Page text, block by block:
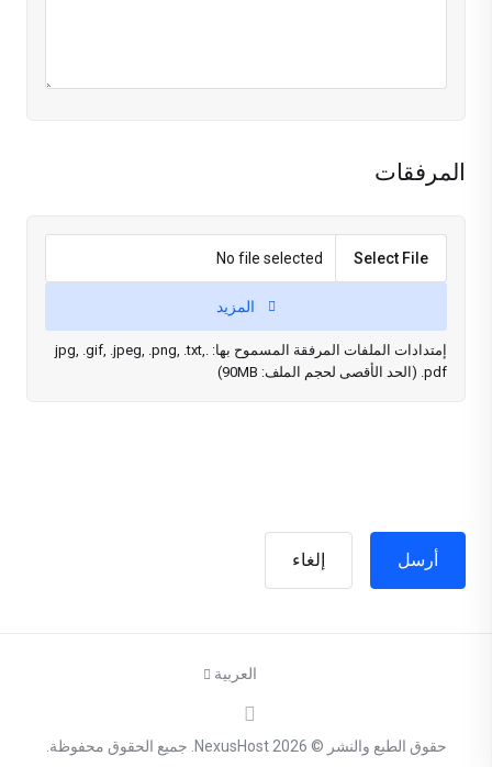
المرفقات
Select File
No file selected
المزيد
إمتدادات الملفات المرفقة المسموح بها: .jpg, .gif, .jpeg, .png, .txt,
.pdf (الحد الأقصى لحجم الملف: 90MB)
إلغاء
حقوق الطبع والنشر © 2026 NexusHost. جميع الحقوق محفوظة.
العربية